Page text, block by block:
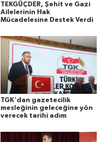
TEKGÜÇDER, Şehit ve Gazi
Ailelerinin Hak
Mücadelesine Destek Verdi
TGK'dan gazetecilik
mesleğinin geleceğine yön
verecek tarihi adım